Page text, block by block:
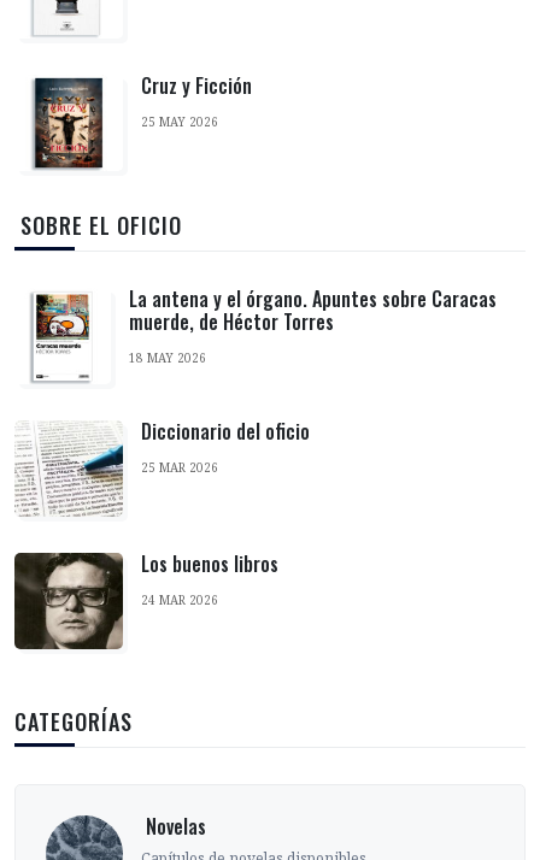
Cruz y Ficción
25 MAY 2026
‎ SOBRE EL OFICIO
La antena y el órgano. Apuntes sobre Caracas
muerde, de Héctor Torres
18 MAY 2026
Diccionario del oficio
25 MAR 2026
Los buenos libros
24 MAR 2026
CATEGORÍAS
‎ Novelas